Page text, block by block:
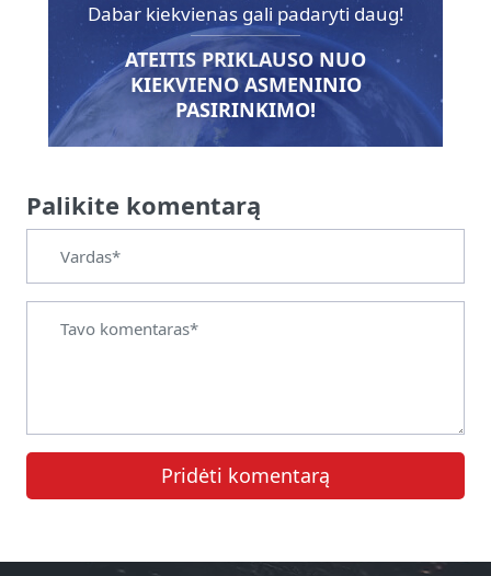
Dabar kiekvienas gali padaryti daug!
ATEITIS PRIKLAUSO NUO
KIEKVIENO ASMENINIO
PASIRINKIMO!
Palikite komentarą
Pridėti komentarą